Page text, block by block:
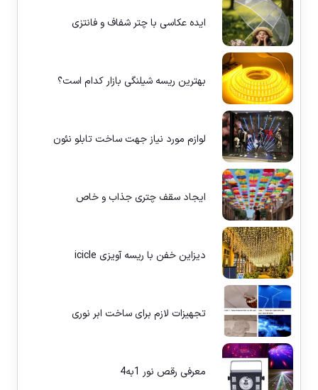
ایده عکاسی با چتر شفاف و فانتزی
بهترین ریسه شیلنگی بازار کدام است؟
لوازم مورد نیاز جهت ساخت تابلو نئون
ایجاد سقف چتری جذاب و خاص
دیزاین خفن با ریسه آویزی icicle
تجهیزات لازم برای ساخت ابر نوری
معرفی رقص نور 1به4